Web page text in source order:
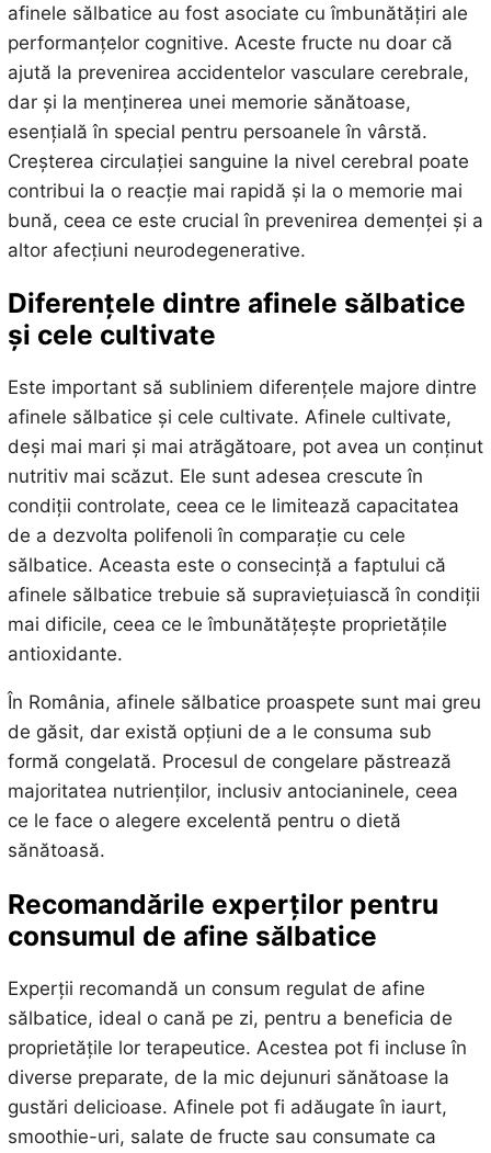
afinele sălbatice au fost asociate cu îmbunătățiri ale
performanțelor cognitive. Aceste fructe nu doar că
ajută la prevenirea accidentelor vasculare cerebrale,
dar și la menținerea unei memorie sănătoase,
esențială în special pentru persoanele în vârstă.
Creșterea circulației sanguine la nivel cerebral poate
contribui la o reacție mai rapidă și la o memorie mai
bună, ceea ce este crucial în prevenirea demenței și a
altor afecțiuni neurodegenerative.
Diferențele dintre afinele sălbatice
și cele cultivate
Este important să subliniem diferențele majore dintre
afinele sălbatice și cele cultivate. Afinele cultivate,
deși mai mari și mai atrăgătoare, pot avea un conținut
nutritiv mai scăzut. Ele sunt adesea crescute în
condiții controlate, ceea ce le limitează capacitatea
de a dezvolta polifenoli în comparație cu cele
sălbatice. Aceasta este o consecință a faptului că
afinele sălbatice trebuie să supraviețuiască în condiții
mai dificile, ceea ce le îmbunătățește proprietățile
antioxidante.
În România, afinele sălbatice proaspete sunt mai greu
de găsit, dar există opțiuni de a le consuma sub
formă congelată. Procesul de congelare păstrează
majoritatea nutrienților, inclusiv antocianinele, ceea
ce le face o alegere excelentă pentru o dietă
sănătoasă.
Recomandările experților pentru
consumul de afine sălbatice
Experții recomandă un consum regulat de afine
sălbatice, ideal o cană pe zi, pentru a beneficia de
proprietățile lor terapeutice. Acestea pot fi incluse în
diverse preparate, de la mic dejunuri sănătoase la
gustări delicioase. Afinele pot fi adăugate în iaurt,
smoothie-uri, salate de fructe sau consumate ca